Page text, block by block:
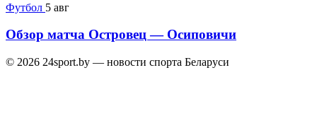
Футбол 5 авг
Обзор матча Островец — Осиповичи
© 2026 24sport.by — новости спорта Беларуси